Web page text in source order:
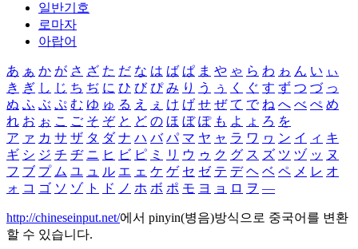
일반기호
로마자
아랍어
あ ぁ か が さ ざ た だ な は ば ぱ ま や ゃ ら わ ゎ ん い ぃ
き ぎ し じ ち ぢ に ひ び ぴ み り う ぅ く ぐ す ず つ づ っ
ぬ ふ ぶ ぷ む ゆ ゅ る え ぇ け げ せ ぜ て で ね へ べ ぺ め
れ お ぉ こ ご そ ぞ と ど の ほ ぼ ぽ も よ ょ ろ を
ア ァ カ サ ザ タ ダ ナ ハ バ パ マ ヤ ャ ラ ワ ヮ ン イ ィ キ
ギ シ ジ チ ヂ ニ ヒ ビ ピ ミ リ ウ ゥ ク グ ス ズ ツ ヅ ッ ヌ
フ ブ プ ム ユ ュ ル エ ェ ケ ゲ セ ゼ テ デ ヘ ベ ペ メ レ オ
ォ コ ゴ ソ ゾ ト ド ノ ホ ボ ポ モ ヨ ョ ロ ヲ ―
http://chineseinput.net/에서 pinyin(병음)방식으로 중국어를 변환
할 수 있습니다.